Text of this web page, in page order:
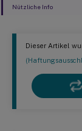
Dieser Artikel
Nützliche Info